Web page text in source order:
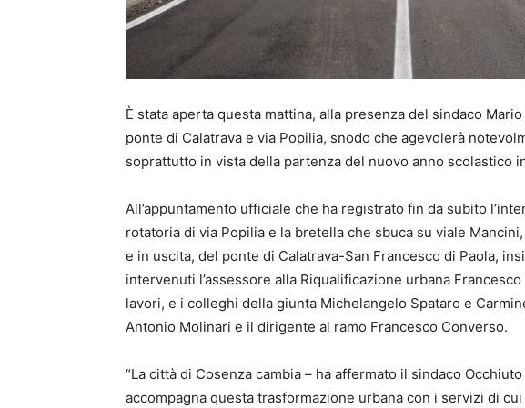
È stata aperta questa mattina, alla presenza del sindaco
ponte di Calatrava e via Popilia, snodo che agevolerà
soprattutto in vista della partenza del nuovo anno scolastico
All’appuntamento ufficiale che ha registrato fin da subito
rotatoria di via Popilia e la bretella che sbuca su viale
e in uscita, del ponte di Calatrava-San Francesco di Paola,
intervenuti l’assessore alla Riqualificazione urbana
lavori, e i colleghi della giunta Michelangelo Spataro e
Antonio Molinari e il dirigente al ramo Francesco Converso.
“La città di Cosenza cambia – ha affermato il sindaco
accompagna questa trasformazione urbana con i servizi di